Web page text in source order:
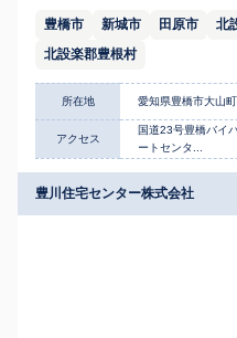
豊橋市 新城市 田原市 北
北設楽郡豊根村
所在地 愛知県豊橋市大山
アクセス
国道23号豊橋バイ
ートセンタ...
豊川住宅センター株式会社